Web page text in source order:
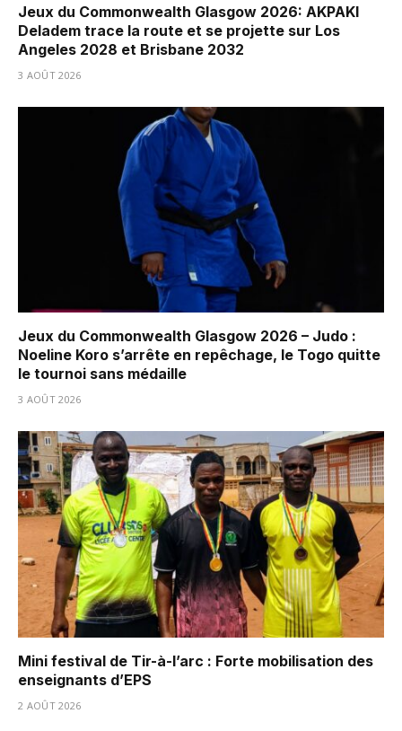
Jeux du Commonwealth Glasgow 2026: AKPAKI
Deladem trace la route et se projette sur Los
Angeles 2028 et Brisbane 2032
3 AOÛT 2026
Jeux du Commonwealth Glasgow 2026 – Judo :
Noeline Koro s’arrête en repêchage, le Togo quitte
le tournoi sans médaille
3 AOÛT 2026
Mini festival de Tir-à-l’arc : Forte mobilisation des
enseignants d’EPS
2 AOÛT 2026